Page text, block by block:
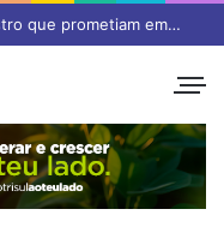
Anvisa proíbe produtos sem registro que prometiam emagrecimento